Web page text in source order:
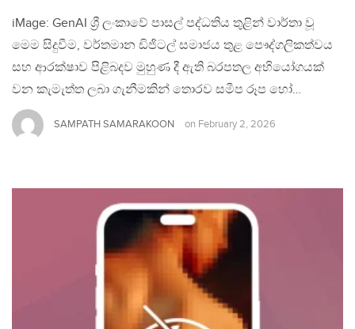
iMage: GenAI ශ්‍රී ලංකාවේ පාසල් පද්ධතිය තුළින් වාර්තා වූ
මෙම සිදුවීම, වර්තමාන ඩිජිටල් සමාජය තුළ පෞද්ගලිකත්වය
සහ ආරක්ෂාව පිළිබදව මුහුණ දී ඇති බරපතල අභියෝගයක්
වන කැමැත්ත ලබා ගැනීමකින් තොරව සමීප රූප හෝ…
SAMPATH SAMARAKOON on February 2, 2026